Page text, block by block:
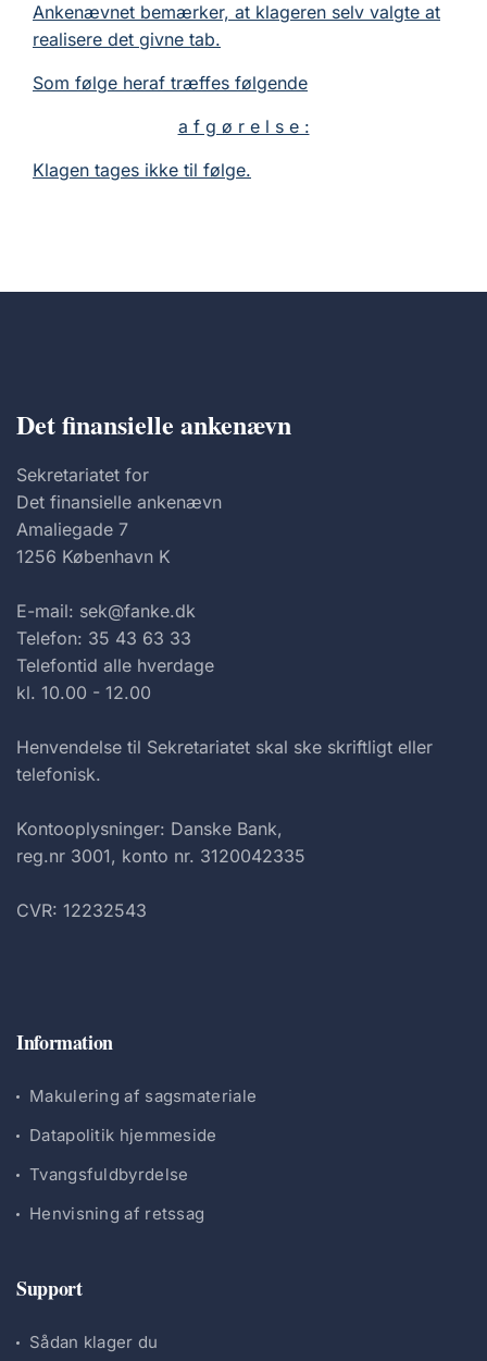
Ankenævnet bemærker, at klageren selv valgte at
realisere det givne tab.
Som følge heraf træffes følgende
a f g ø r e l s e :
Klagen tages ikke til følge.
Det finansielle ankenævn
Sekretariatet for
Det finansielle ankenævn
Amaliegade 7
1256 København K
E-mail: sek@fanke.dk
Telefon: 35 43 63 33
Telefontid alle hverdage
kl. 10.00 - 12.00
Henvendelse til Sekretariatet skal ske skriftligt eller
telefonisk.
Kontooplysninger: Danske Bank,
reg.nr 3001, konto nr. 3120042335
CVR: 12232543
Information
Makulering af sagsmateriale
Datapolitik hjemmeside
Tvangsfuldbyrdelse
Henvisning af retssag
Support
Sådan klager du